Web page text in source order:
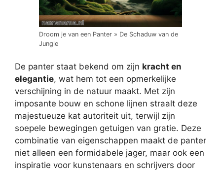
Droom je van een Panter » De Schaduw van de
Jungle
De panter staat bekend om zijn kracht en
elegantie, wat hem tot een opmerkelijke
verschijning in de natuur maakt. Met zijn
imposante bouw en schone lijnen straalt deze
majestueuze kat autoriteit uit, terwijl zijn
soepele bewegingen getuigen van gratie. Deze
combinatie van eigenschappen maakt de panter
niet alleen een formidabele jager, maar ook een
inspiratie voor kunstenaars en schrijvers door